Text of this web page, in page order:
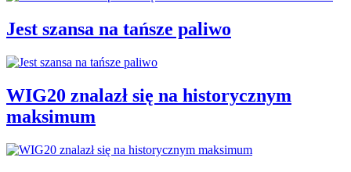
Jest szansa na tańsze paliwo
WIG20 znalazł się na historycznym
maksimum